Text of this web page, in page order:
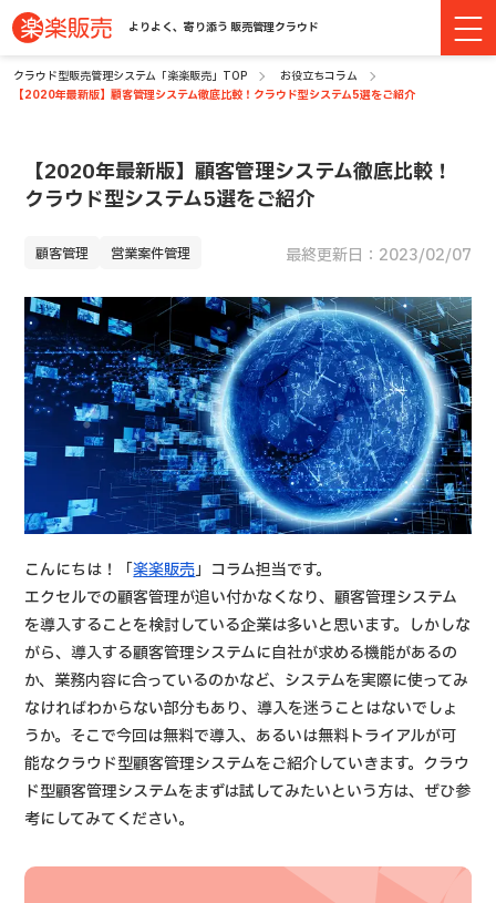
よりよく、寄り添う 販売管理クラウド
クラウド型販売管理システム「楽楽販売」TOP
お役立ちコラム
【2020年最新版】顧客管理システム徹底比較！クラウド型システム5選をご紹介
【2020年最新版】顧客管理システム徹底比較！
クラウド型システム5選をご紹介
顧客管理 営業案件管理 最終更新日：2023/02/07
こんにちは！「楽楽販売」コラム担当です。
エクセルでの顧客管理が追い付かなくなり、顧客管理システム
を導入することを検討している企業は多いと思います。しかしな
がら、導入する顧客管理システムに自社が求める機能があるの
か、業務内容に合っているのかなど、システムを実際に使ってみ
なければわからない部分もあり、導入を迷うことはないでしょ
うか。そこで今回は無料で導入、あるいは無料トライアルが可
能なクラウド型顧客管理システムをご紹介していきます。クラウ
ド型顧客管理システムをまずは試してみたいという方は、ぜひ参
考にしてみてください。